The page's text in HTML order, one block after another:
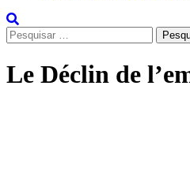
Pesquisar
por:
Le Déclin de